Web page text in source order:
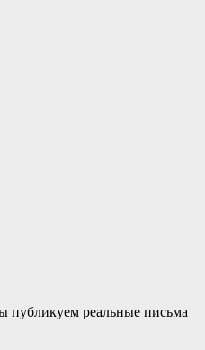
публикуем реальные письма